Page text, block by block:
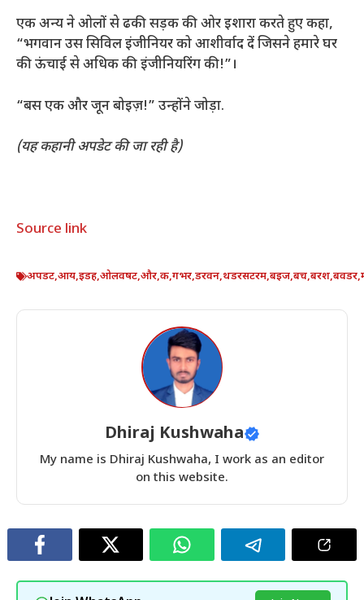
एक अन्य ने ओलों से ढकी सड़क की ओर इशारा करते हुए कहा,
“भगवान उस सिविल इंजीनियर को आशीर्वाद दें जिसने हमारे घर
की ऊंचाई से अधिक की इंजीनियरिंग की!”।
“बस एक और जून बोइज़!” उन्होंने जोड़ा.
(यह कहानी अपडेट की जा रही है)
Source link
अपडट,आय,इडह,ओलवषट,और,क,गभर,डरवन,थडरसटरम,बइज,बच,बरश,बवडर,
Dhiraj Kushwaha
My name is Dhiraj Kushwaha, I work as an editor
on this website.